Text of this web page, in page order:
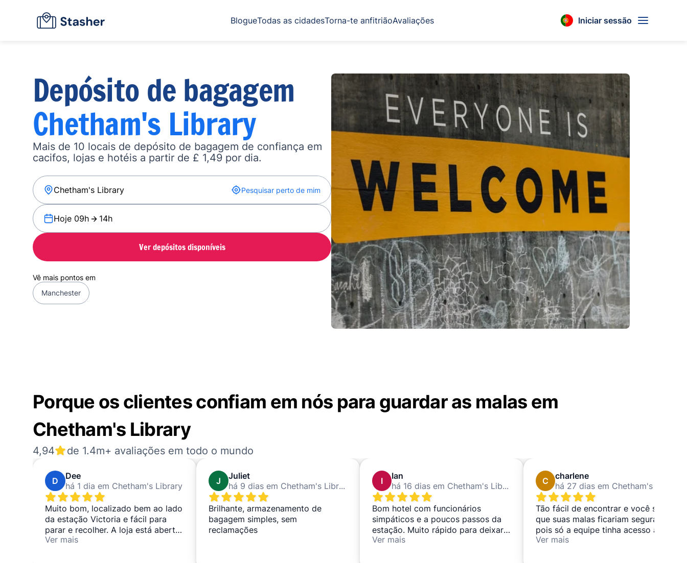
BlogueTodas as cidadesTorna-te anfitriãoAvaliações Iniciar sessão
Depósito de bagagem
Chetham's Library
Mais de 10 locais de depósito de bagagem de confiança em
cacifos, lojas e hotéis a partir de £ 1,49 por dia.
Pesquisar perto de mim
Hoje 09h 14h
Ver depósitos disponíveis
Vê mais pontos em
Manchester
Porque os clientes confiam em nós para guardar as malas em
Chetham's Library
4,94 de 1.4m+ avaliações em todo o mundo
D
Dee
há 1 dia em Chetham's Library
Muito bom, localizado bem ao lado
da estação Victoria e fácil para
parar e recolher. A loja está aberta
até muito tarde também.
Ver mais
J
Juliet
há 9 dias em Chetham's Library
Brilhante, armazenamento de
bagagem simples, sem
reclamações
I
Ian
há 16 dias em Chetham's Library
Bom hotel com funcionários
simpáticos e a poucos passos da
estação. Muito rápido para deixar e
recolher a bagagem.
Ver mais
C
charlene
Tão fácil de encontrar e você sabia
que suas malas ficariam seguras,
pois só a equipe tinha acesso a
elas. 👍 Vou usá‑las novamente 🤗
Ver mais